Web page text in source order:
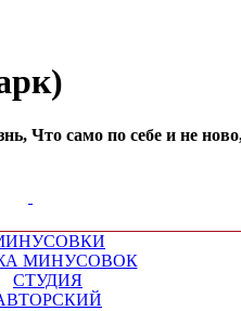
Что само по себе и не
МИНУСОВОК
СТУДИЯ